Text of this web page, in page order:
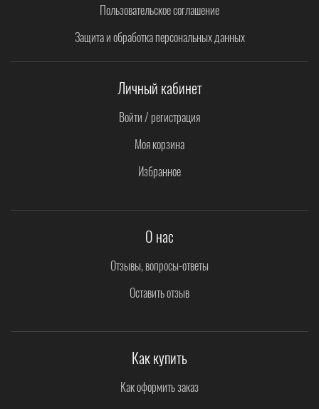
Пользовательское соглашение
Защита и обработка персональных данных
Личный кабинет
Войти / регистрация
Моя корзина
Избранное
О нас
Отзывы, вопросы-ответы
Оставить отзыв
Как купить
Как оформить заказ